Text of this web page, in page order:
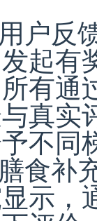
户反
起有
有通
真
不同
食补
示，